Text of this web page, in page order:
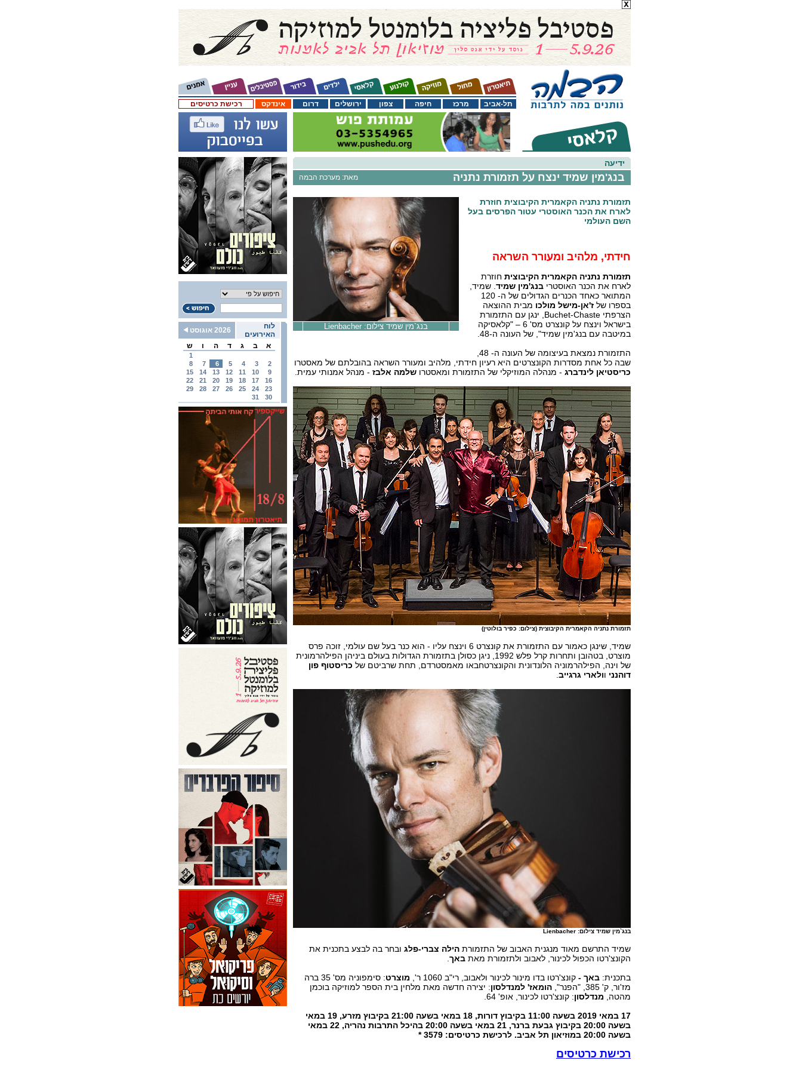
רכישת כרטיסים אינדקס דרום ירושלים צפון חיפה מרכז תל-אביב
לוח
האירועים
2026 אוגוסט
א
ב ג ד ה ו ש
1
2
3
4
5
6
7
8
9
10
11
12
13
14
15
16
17
18
19
20
21
22
23
24
25
26
27
28
29
30
31
ידיעה
מאת: מערכת הבמה בנג'מין שמיד ינצח על תזמורת נתניה
בנג`מין שמיד צילום: Lienbacher
תזמורת נתניה הקאמרית הקיבוצית חוזרת
לארח את הכנר האוסטרי עטור הפרסים בעל
השם העולמי
חידתי, מלהיב ומעורר השראה
תזמורת נתניה הקאמרית הקיבוצית חוזרת
לארח את הכנר האוסטרי בנג'מין שמיד . שמיד,
המתואר כאחד הכנרים הגדולים של ה- 120
בספרו של ז'אן-מישל מולכו מבית ההוצאה
הצרפתי Buchet-Chaste, ינגן עם התזמורת
בישראל וינצח על קונצרט מס' 6 – "קלאסיקה
במיטבה עם בנג'מין שמיד", של העונה ה-48.
שבה כל אחת מסדרות הקונצרטים היא רעיון חידתי, מלהיב ומעורר השראה בהובלתם של מאסטרו
כריסטיאן לינדברג - מנהלה המוזיקלי של התזמורת ומאסטרו שלמה אלבז - מנהל אמנותי עמית.
תזמורת נתניה הקאמרית הקיבוצית (צילום: כפיר בולוטין)
שמיד, שינגן כאמור עם התזמורת את קונצרט 6 וינצח עליו - הוא כנר בעל שם עולמי, זוכה פרס
מוצרט, בטהובן ותחרות קרל פלש 1992, ניגן כסולן בתזמורת הגדולות בעולם ביניהן הפילהרמונית
של וינה, הפילהרמוניה הלונדונית והקונצרטחבאו מאמסטרדם, תחת שרביטם של כריסטוף פון
דוהנני וולארי גרגייב
בנג`מין שמיד צילום: Lienbacher
שמיד התרשם מאוד מנגנית האבוב של התזמורת הילה צברי-פלג ובחר בה לבצע בתכנית את
הקונצ'רטו הכפול לכינור, לאבוב ולתזמורת מאת באך
בתכנית: באך - קונצ'רטו בדו מינור לכינור ולאבוב, רי"ב 1060 ר', מוצרט
: סימפוניה מס' 35 ברה
מז'ור, ק' 385, "הפנר",
הומאז' למנדלסון: יצירה חדשה מאת מלחין בית הספר למוזיקה בוכמן
מהטה, מנדלסון: קונצ'רטו לכינור, אופ' 64.
17 במאי 2019 בשעה 11:00 בקיבוץ דורות, 18 במאי בשעה 21:00 בקיבוץ מזרע, 19 במאי
בשעה 20:00 בקיבוץ גבעת ברנר, 21 במאי בשעה 20:00 בהיכל התרבות נהריה, 22 במאי
בשעה 20:00 במוזיאון תל אביב. לרכישת כרטיסים: 3579 *
רכישת כרטיסים